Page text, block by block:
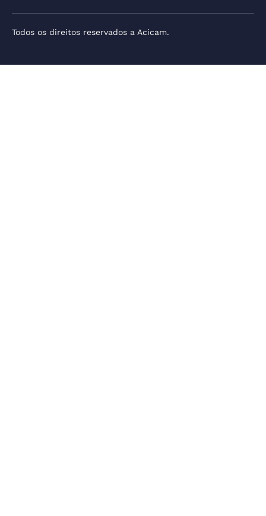
Todos os direitos reservados a Acicam.